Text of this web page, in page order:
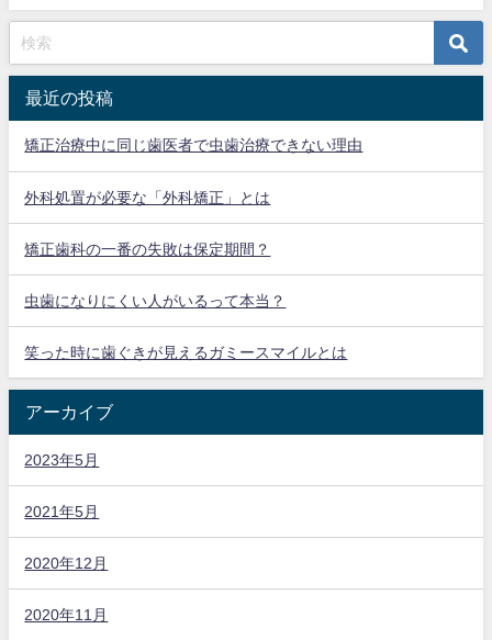
最近の投稿
矯正治療中に同じ歯医者で虫歯治療できない理由
外科処置が必要な「外科矯正」とは
矯正歯科の一番の失敗は保定期間？
虫歯になりにくい人がいるって本当？
笑った時に歯ぐきが見えるガミースマイルとは
アーカイブ
2023年5月
2021年5月
2020年12月
2020年11月